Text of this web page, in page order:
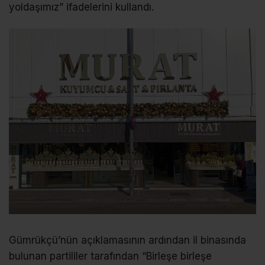
yoldaşımız” ifadelerini kullandı.
Gümrükçü’nün açıklamasının ardından il binasında
bulunan partililer tarafından “Birleşe birleşe